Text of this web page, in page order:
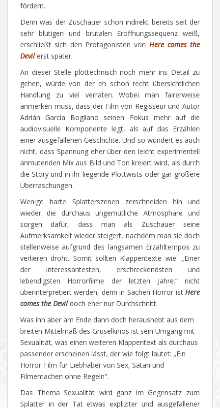
fördern.
Denn was der Zuschauer schon indirekt bereits seit der
sehr blutigen und brutalen Eröffnungssequenz weiß,
erschließt sich den Protagonisten von Here comes the
Devilerst später.
An dieser Stelle plottechnisch noch mehr ins Detail zu
gehen, würde von der eh schon recht übersichtlichen
Handlung zu viel verraten. Wobei man fairerweise
anmerken muss, dass der Film von Regisseur und Autor
Adrián García Bogliano seinen Fokus mehr auf die
audiovisuelle Komponente legt, als auf das Erzählen
einer ausgefallenen Geschichte. Und so wundert es auch
nicht, dass Spannung eher über den leicht experimentell
anmutenden Mix aus Bild und Ton kreiert wird, als durch
die Story und in ihr liegende Plottwists oder gar größere
Überraschungen.
Wenige harte Splatterszenen zerschneiden hin und
wieder die durchaus ungemütliche Atmosphäre und
sorgen dafür, dass man als Zuschauer seine
Aufmerksamkeit wieder steigert, nachdem man sie doch
stellenweise aufgrund des langsamen Erzähltempos zu
verlieren droht. Somit sollten Klappentexte wie: „Einer
der interessantesten, erschreckendsten und
lebendigsten Horrorfilme der letzten Jahre.“ nicht
überinterpretiert werden, denn in Sachen Horror ist Here
comes the Devildoch eher nur Durchschnitt.
Was ihn aber am Ende dann doch heraushebt aus dem
breiten Mittelmaß des Gruselkinos ist sein Umgang mit
Sexualität, was einen weiteren Klappentext als durchaus
passender erscheinen lässt, der wie folgt lautet: „Ein
Horror-Film für Liebhaber von Sex, Satan und
Filmemachen ohne Regeln“.
Das Thema Sexualität wird ganz im Gegensatz zum
Splatter in der Tat etwas expliziter und ausgefallener